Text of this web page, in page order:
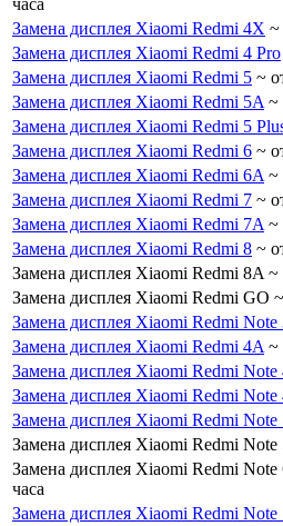
часа
Замена дисплея Xiaomi Redmi 4X ~
Замена дисплея Xiaomi Redmi 4 Pro
Замена дисплея Xiaomi Redmi 5 ~
Замена дисплея Xiaomi Redmi 5A ~
Замена дисплея Xiaomi Redmi 5
Замена дисплея Xiaomi Redmi 6 ~
Замена дисплея Xiaomi Redmi 6A ~
Замена дисплея Xiaomi Redmi 7 ~
Замена дисплея Xiaomi Redmi 7A ~
Замена дисплея Xiaomi Redmi 8 ~
Замена дисплея Xiaomi Redmi 8A ~
Замена дисплея Xiaomi Redmi GO
Замена дисплея Xiaomi Redmi Note
Замена дисплея Xiaomi Redmi 4A ~
Замена дисплея Xiaomi Redmi Note
Замена дисплея Xiaomi Redmi Note
Замена дисплея Xiaomi Redmi Note
Замена дисплея Xiaomi Redmi Note
Замена дисплея Xiaomi Redmi Note
часа
Замена дисплея Xiaomi Redmi Note